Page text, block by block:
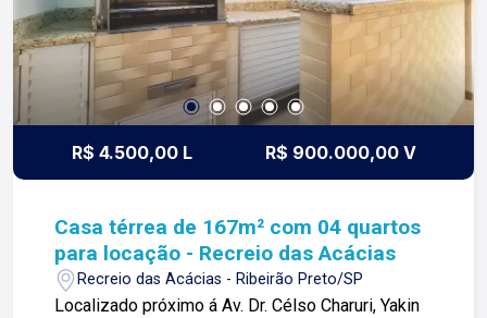
arrojo e a força comercial da atualidade. A Lago é
sua principal imobiliária em Ribeirão Preto!
R$ 4.500,00 L R$ 900.000,00 V
Casa térrea de 167m² com 04 quartos
para locação - Recreio das Acácias
Recreio das Acácias - Ribeirão Preto/SP
Localizado próximo á Av. Dr. Célso Charuri, Yakin